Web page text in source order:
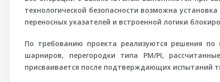
технологической безопасности возможна
переносных указателей и встроенной логики
По требованию проекта реализуются решения по
шарниров, перегородки типа PM/PI,
присваивается после подтверждающих испытаний